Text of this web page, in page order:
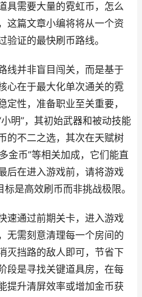
具需要大量的霓虹币，怎么
这篇文章小编将将从一个资
证的最快刷币路线。
线并非盲目闯关，而是基于
心在于最大化单次通关的霓
性，准备职业至关重要，
明”，其初始武器和被动技能
的不二之选，其次在天赋树
金币”等相关加成，它们能直
后在进入游戏前，请将游戏
是高效刷币而非挑战极限。
速通过前期关卡，进入游戏
无需刻意清理每一个房间的
灭挡路的敌人即可，节省下
段是寻找关键道具房，在每
提升清屏效率或增加金币获